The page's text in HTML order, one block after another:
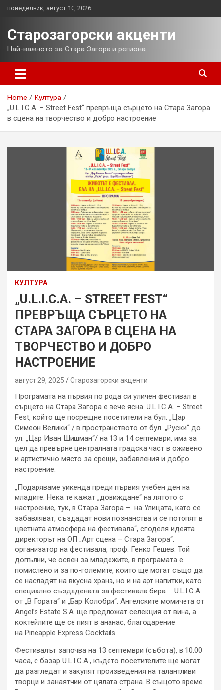
понеделник, август 10, 2026
Старозагорски акценти
Най-важното за Стара Загора и региона
Home
Култура
„U.L.I.C.A. – Street Fest“ превръща сърцето на Стара Загора
в сцена на творчество и добро настроение
КУЛТУРА
„U.L.I.C.A. – STREET FEST“
ПРЕВРЪЩА СЪРЦЕТО НА
СТАРА ЗАГОРА В СЦЕНА НА
ТВОРЧЕСТВО И ДОБРО
НАСТРОЕНИЕ
август 29, 2025 Старозагорски акценти
Програмата на първия по рода си уличен фестивал в
сърцето на Стара Загора е вече ясна. U.L.I.C.A. – Street
Fest, който ще посрещне посетители на бул. „Цар
Симеон Велики“ / в пространството от бул. „Руски“ до
ул. „Цар Иван Шишман“/ на 13 и 14 септември, има за
цел да превърне централната градска част в оживено
и артистично място за срещи, забавления и добро
настроение.
„Подаряваме уикенда преди първия учебен ден на
младите. Нека те кажат „довиждане“ на лятото с
настроение, тук, в Стара Загора – на Улицата, като се
забавляват, създадат нови познанства и се потопят в
цветната атмосфера на фестивала“, споделя идеята
директорът на ОП „Арт сцена – Стара Загора“,
организатор на фестивала, проф. Генко Гешев. Той
допълни, че освен за младежите, в програмата е
помислено и за по-големите, които ще могат също да
се насладят на вкусна храна, но и на арт напитки, като
специално създадената за фестивала бира – U.L.I.C.A.
от „В Гората“ и „Бар Колобри“. Ангелските момичета от
Angel’s Estate S.A. ще предложат селекция от вина, а
коктейлите ще се пият в ананас, благодарение
на Pineapple Express Cocktails.
Фестивалът започва на 13 септември (събота), в 10.00
часа, с базар U.L.I.C.A., където посетителите ще могат
да разгледат и закупят произведения на талантливи
творци и занаятчии от цялата страна. В същото време